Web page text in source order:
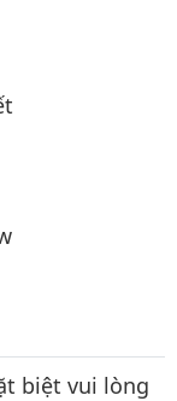
biệt vui lòng